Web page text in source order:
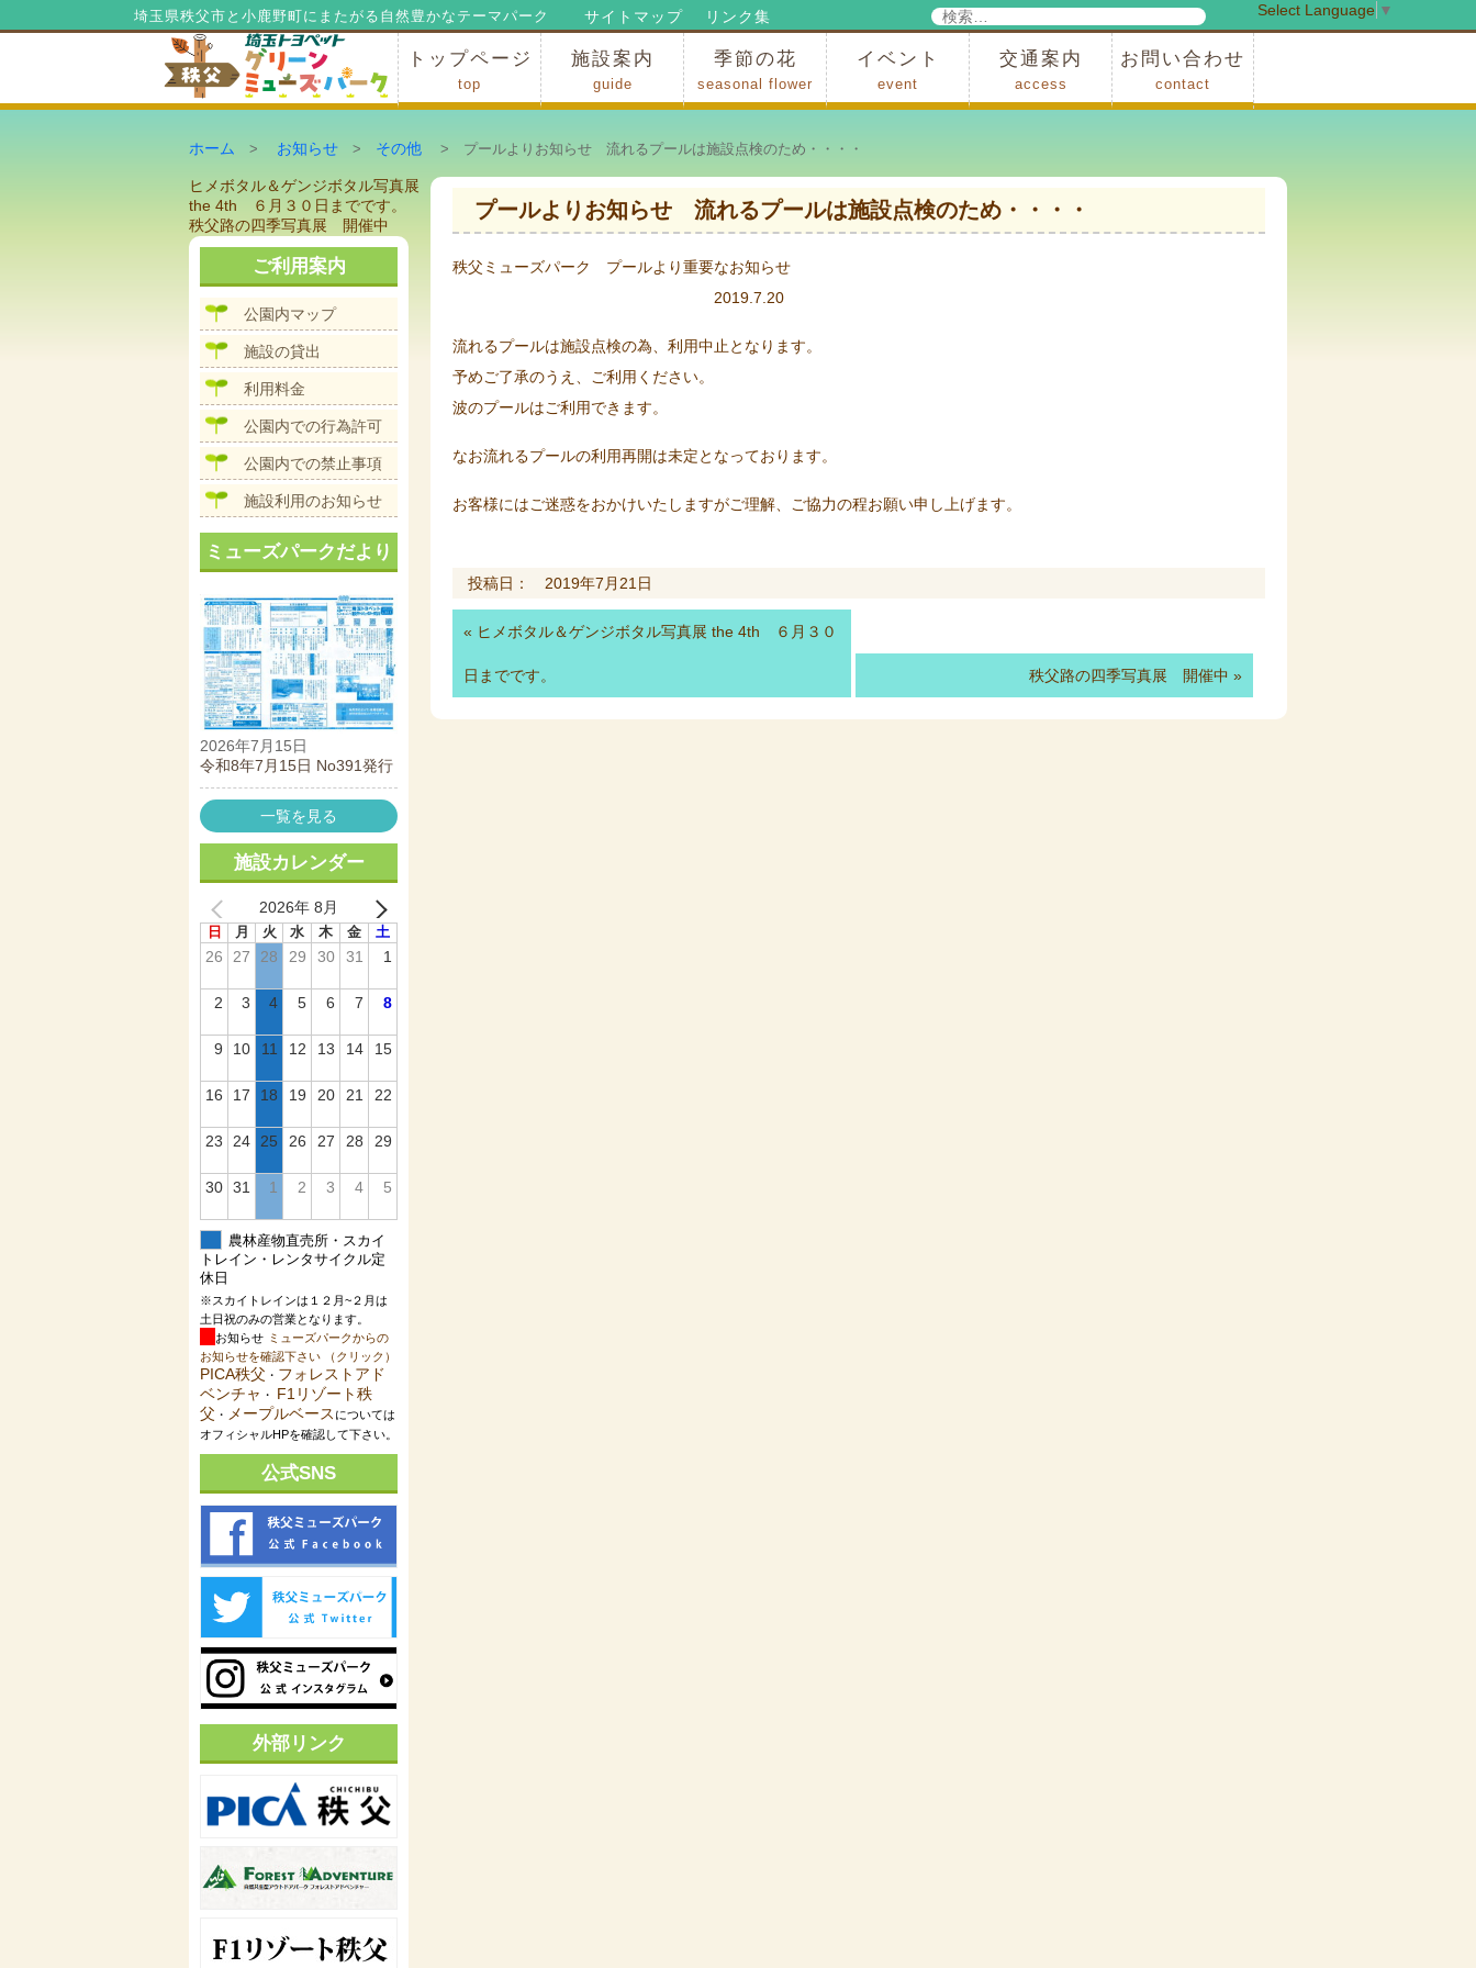
埼玉県秩父市と小鹿野町にまたがる自然豊かなテーマパーク リンク集
サイトマップ
検
検
索
トップページ
top
施設案内
guide
季節の花
seasonal flower
イベント
event
交通案内
access
お問い合わせ
contact
Select Language ▼
ホーム > お知らせ > その他 > プールよりお知らせ 流れるプールは施設点検のため・・・・
プールよりお知らせ 流れるプールは施設点検のため・・・・
秩父ミューズパーク プールより重要なお知らせ
2019.7.20
流れるプールは施設点検の為、利用中止となります。
予めご了承のうえ、ご利用ください。
波のプールはご利用できます。
なお流れるプールの利用再開は未定となっております。
お客様にはご迷惑をおかけいたしますがご理解、ご協力の程お願い申し上げます。
投稿日： 2019年7月21日
« ヒメボタル＆ゲンジボタル写真展 the 4th ６月３０
日までです。 秩父路の四季写真展 開催中 »
投
稿
ナ
ビ
ー
前
の
投
稿:
ヒメボタル＆ゲンジボタル写真展
the 4th ６月３０日までです。
次
の
稿:
秩父路の四季写真展 開催中
ご利用案内
公園内マップ
施設の貸出
利用料金
公園内での行為許可
公園内での禁止事項
施設利用のお知らせ
ミューズパークだより
2026年7月15日
令和8年7月15日 No391発行
一覧を見る
施設カレンダー
2026年 8月
日 月 火 水 木 金 土
26 27 28 29 30 31 1
2 3 4 5 6 7 8
9 10 11 12 13 14 15
16 17 18 19 20 21 22
23 24 25 26 27 28 29
30 31 1 2 3 4 5
農林産物直売所・スカイ
トレイン・レンタサイクル定
休日
※スカイトレインは１２月~２月は
土日祝のみの営業となります。
お知らせ ミューズパークからの
お知らせを確認下さい （クリック）
PICA秩父 ・ フォレストアド
ベンチャ ・ F1リゾート秩
父 ・ メープルベース については
オフィシャルHPを確認して下さい。
公式SNS
外部リンク